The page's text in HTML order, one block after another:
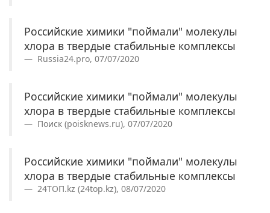
Российские химики "поймали" молекулы
хлора в твердые стабильные комплексы
Russia24.pro, 07/07/2020
Российские химики "поймали" молекулы
хлора в твердые стабильные комплексы
Поиск (poisknews.ru), 07/07/2020
Российские химики "поймали" молекулы
хлора в твердые стабильные комплексы
24ТОП.kz (24top.kz), 08/07/2020